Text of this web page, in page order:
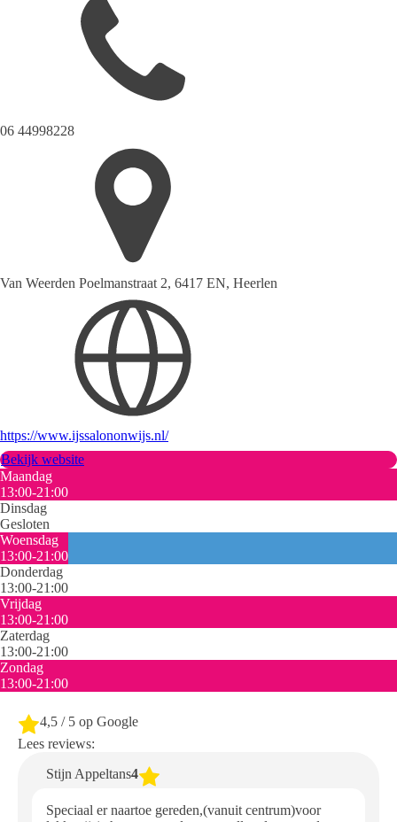
06 44998228
Van Weerden Poelmanstraat 2, 6417 EN, Heerlen
https://www.ijssalononwijs.nl/
Bekijk website
Maandag
13:00-21:00
Dinsdag
Gesloten
Woensdag
13:00-21:00
Donderdag
13:00-21:00
Vrijdag
13:00-21:00
Zaterdag
13:00-21:00
Zondag
13:00-21:00
4,5 / 5 op Google
Lees reviews:
Stijn Appeltans4
Speciaal er naartoe gereden,(vanuit centrum)voor